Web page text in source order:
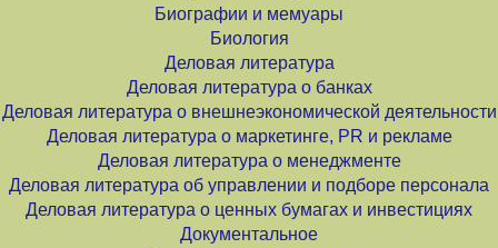
Биографии и мемуары
Биология
Деловая литература
Деловая литература о банках
Деловая литература о внешнеэкономической деятельности
Деловая литература о маркетинге, PR и рекламе
Деловая литература о менеджменте
Деловая литература об управлении и подборе персонала
Деловая литература о ценных бумагах и инвестициях
Документальное